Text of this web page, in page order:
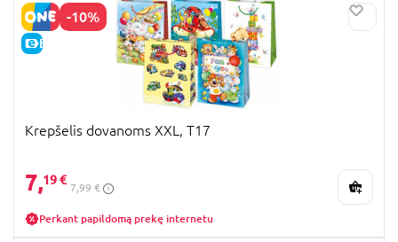
-10%
E-KAINA
Krepšelis dovanoms XXL, T17
7,19 €
7,99 €
Perkant papildomą prekę internetu